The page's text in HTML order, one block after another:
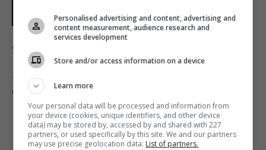
Фото: Facebook
Немногословной была и Елена Фанайлова из «Радио
Свобода».
Personalised advertising and content, advertising and
content measurement, audience research and
services development
Store and/or access information on a device
Learn more
Your personal data will be processed and information from
your device (cookies, unique identifiers, and other device
data) may be stored by, accessed by and shared with 227
partners, or used specifically by this site. We and our partners
may use precise geolocation data. List of partners.